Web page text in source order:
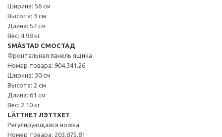
Ширина: 56 см
Высота: 3 см
Длина: 57 см
Вес: 4.98 кг
SMÅSTAD СМОСТАД
Фронтальная панель ящика
Номер товара: 904.341.26
Ширина: 30 см
Высота: 2 см
Длина: 61 см
Вес: 2.10 кг
LÄTTHET ЛЭТТХЕТ
Регулирующаяся ножка
Номер товара: 203.875.81